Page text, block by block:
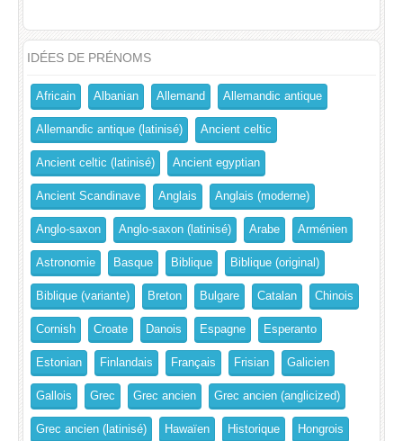
IDÉES DE PRÉNOMS
Africain Albanian Allemand Allemandic antique
Allemandic antique (latinisé) Ancient celtic
Ancient celtic (latinisé) Ancient egyptian
Ancient Scandinave Anglais Anglais (moderne)
Anglo-saxon Anglo-saxon (latinisé) Arabe Arménien
Astronomie Basque Biblique Biblique (original)
Biblique (variante) Breton Bulgare Catalan Chinois
Cornish Croate Danois Espagne Esperanto
Estonian Finlandais Français Frisian Galicien
Gallois Grec Grec ancien Grec ancien (anglicized)
Grec ancien (latinisé) Hawaïen Historique Hongrois